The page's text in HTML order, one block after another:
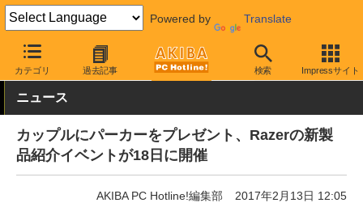
Powered by Translate
カテゴリ 過去記事 検索 Impressサイト
AKIBA PC Hotline! イベント イベント告知
ニュース
カップルにパーカーをプレゼント、Razerの新製
品紹介イベントが18日に開催
AKIBA PC Hotline!編集部 2017年2月13日 12:05